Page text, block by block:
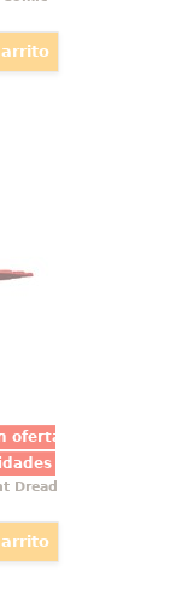
oferta
a la
del
the
Dread